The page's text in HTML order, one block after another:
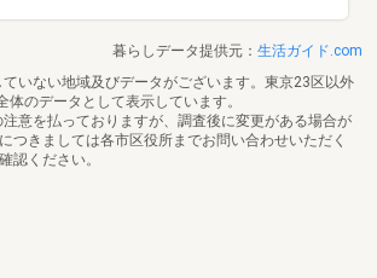
暮らしデータ提供元： 生活ガイド.com
いない地域及びデータがございます。東京23区以外
体のデータとして表示しています。
意を払っておりますが、調査後に変更がある場合が
つきましては各市区役所までお問い合わせいただく
認ください。